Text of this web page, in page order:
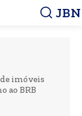
JBN
imóveis
ao BRB